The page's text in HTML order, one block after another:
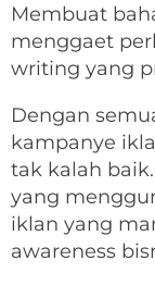
Membuat
menggaet
writing yang
Dengan
kampanye
tak kalah
yang
iklan yang
awareness